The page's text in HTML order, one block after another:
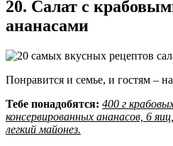
20. Салат с
ананасами
Понравится и семье, и гостям –
Тебе понадобятся: 400 г
консервированных ананасов, 6
легкий майонез.